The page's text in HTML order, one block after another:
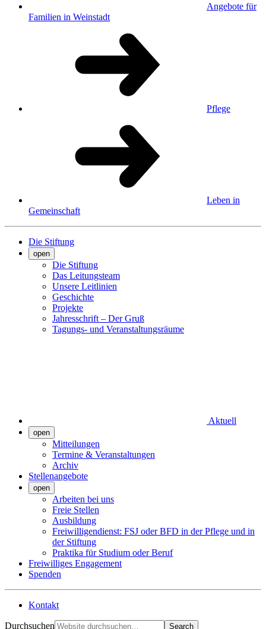
Angebote für
Familien in Weinstadt
Pflege
Leben in
Gemeinschaft
Die Stiftung
open
Die Stiftung
Das Leitungsteam
Unsere Leitlinien
Geschichte
Projekte
Jahresschrift – Der Gruß
Tagungs- und Veranstaltungsräume
Aktuell
open
Mitteilungen
Termine & Veranstaltungen
Archiv
Stellenangebote
open
Arbeiten bei uns
Freie Stellen
Ausbildung
Freiwilligendienst: FSJ oder BFD in der Pflege und in
der Stiftung
Praktika für Studium oder Beruf
Freiwilliges Engagement
Spenden
Kontakt
Durchsuchen Search